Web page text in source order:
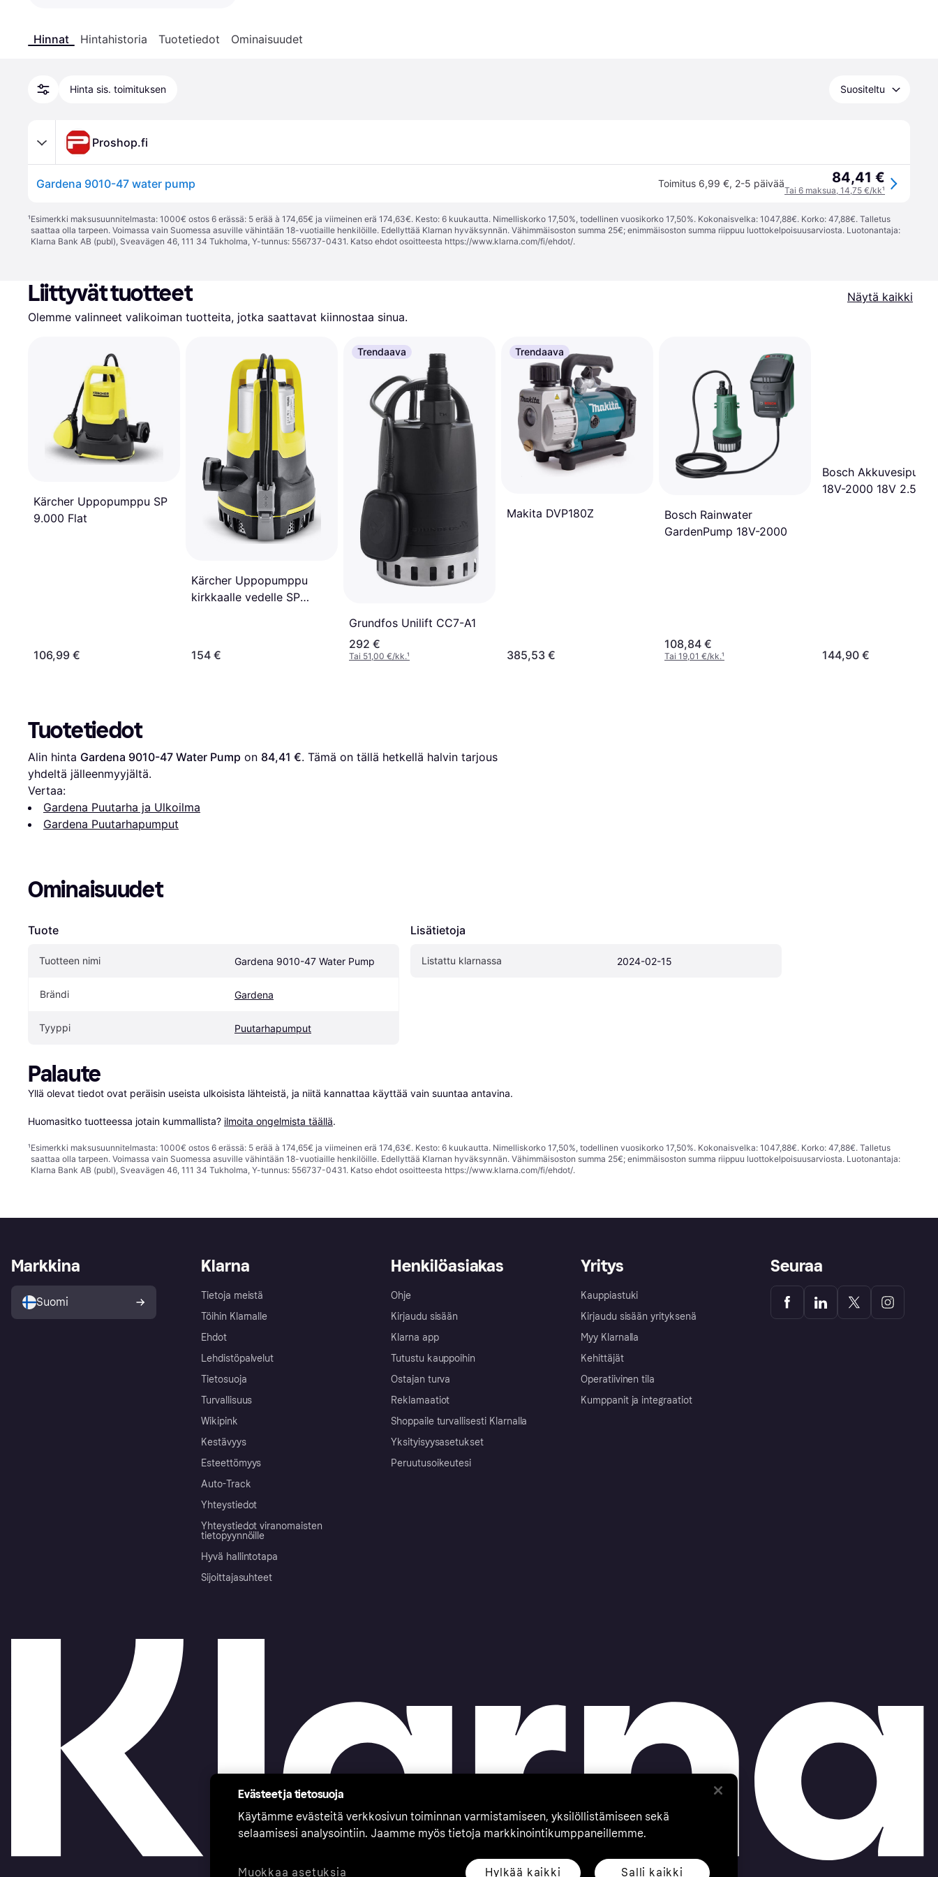
Hinnat Hintahistoria Tuotetiedot Ominaisuudet
Hinta sis. toimituksen Suositeltu
Proshop.fi
Gardena 9010-47 water pump Toimitus 6,99 €, 2-5 päivää 84,41 €
Tai 6 maksua, 14,75 €/kk¹
¹Esimerkki maksusuunnitelmasta: 1000€ ostos 6 erässä: 5 erää à 174,65€ ja viimeinen erä 174,63€. Kesto: 6 kuukautta. Nimelliskorko 17,50%, todellinen vuosikorko 17,50%. Kokonaisvelka: 1047,88€. Korko: 47,88€. Talletus
saattaa olla tarpeen. Voimassa vain Suomessa asuville vähintään 18-vuotiaille henkilöille. Edellyttää Klarnan hyväksynnän. Vähimmäisoston summa 25€; enimmäisoston summa riippuu luottokelpoisuusarviosta. Luotonantaja:
Klarna Bank AB (publ), Sveavägen 46, 111 34 Tukholma, Y-tunnus: 556737-0431. Katso ehdot osoitteesta https://www.klarna.com/fi/ehdot/.
Liittyvät tuotteet
Näytä kaikki
Olemme valinneet valikoiman tuotteita, jotka saattavat kiinnostaa sinua.
Kärcher Uppopumppu SP
9.000 Flat
106,99 €
Kärcher Uppopumppu
kirkkaalle vedelle SP
154 €
Trendaava
Grundfos Unilift CC7-A1
292 €
Tai 51,00 €/kk.¹
Trendaava
Makita DVP180Z
385,53 €
Bosch Rainwater
GardenPump 18V-2000
108,84 €
Tai 19,01 €/kk.¹
Bosch
18V-2000 18V 2.5 Ah
144,90 €
Tuotetiedot
Alin hinta Gardena 9010-47 Water Pump on 84,41 €. Tämä on tällä hetkellä halvin tarjous
yhdeltä jälleenmyyjältä.
Vertaa:
Gardena Puutarha ja Ulkoilma
Gardena Puutarhapumput
Ominaisuudet
Tuote
Tuotteen nimi Gardena 9010-47 Water Pump
Brändi Gardena
Tyyppi Puutarhapumput
Lisätietoja
Listattu klarnassa 2024-02-15
Palaute
Yllä olevat tiedot ovat peräisin useista ulkoisista lähteistä, ja niitä kannattaa käyttää vain suuntaa antavina.
Huomasitko tuotteessa jotain kummallista? ilmoita ongelmista täällä.
¹Esimerkki maksusuunnitelmasta: 1000€ ostos 6 erässä: 5 erää à 174,65€ ja viimeinen erä 174,63€. Kesto: 6 kuukautta. Nimelliskorko 17,50%, todellinen vuosikorko 17,50%. Kokonaisvelka: 1047,88€. Korko: 47,88€. Talletus
saattaa olla tarpeen. Voimassa vain Suomessa asuville vähintään 18-vuotiaille henkilöille. Edellyttää Klarnan hyväksynnän. Vähimmäisoston summa 25€; enimmäisoston summa riippuu luottokelpoisuusarviosta. Luotonantaja:
Klarna Bank AB (publ), Sveavägen 46, 111 34 Tukholma, Y-tunnus: 556737-0431. Katso ehdot osoitteesta https://www.klarna.com/fi/ehdot/.
Klarna
Tietoja meistä
Töihin Klarnalle
Ehdot
Lehdistöpalvelut
Tietosuoja
Turvallisuus
Wikipink
Kestävyys
Esteettömyys
Auto-Track
Yhteystiedot
Yhteystiedot viranomaisten
tietopyynnöille
Hyvä hallintotapa
Sijoittajasuhteet
Henkilöasiakas
Ohje
Kirjaudu sisään
Klarna app
Tutustu kauppoihin
Ostajan turva
Reklamaatiot
Shoppaile turvallisesti Klarnalla
Yksityisyysasetukset
Peruutusoikeutesi
Yritys
Kauppiastuki
Kirjaudu sisään yrityksenä
Myy Klarnalla
Kehittäjät
Operatiivinen tila
Kumppanit ja integraatiot
Markkina
Suomi
Seuraa
Evästeet ja tietosuoja
Käytämme evästeitä verkkosivun toiminnan varmistamiseen, yksilöllistämiseen sekä
selaamisesi analysointiin. Jaamme myös tietoja markkinointikumppaneillemme.
Hylkää kaikki Salli kaikki
Muokkaa asetuksia